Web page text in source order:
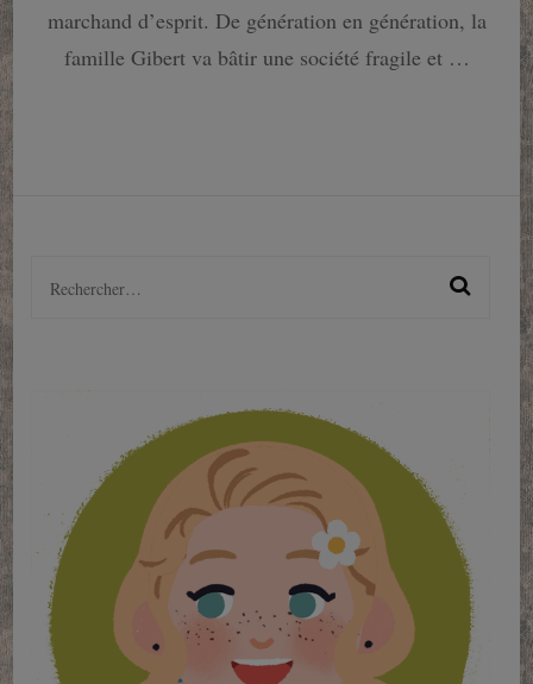
librairies
Gibert
!
marchand d’esprit. De génération en génération, la
famille Gibert va bâtir une société fragile et …
Rechercher :